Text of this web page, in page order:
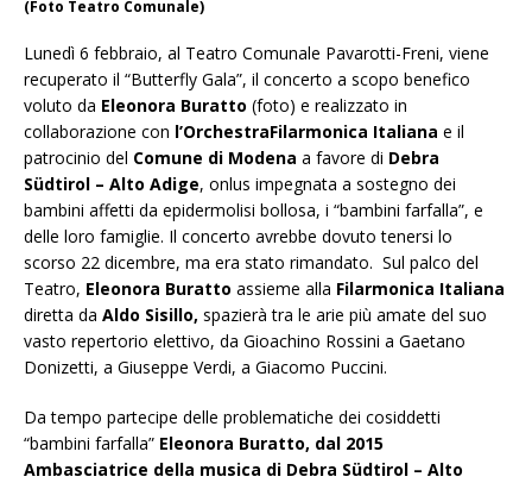
(Foto Teatro Comunale)
Lunedì 6 febbraio, al Teatro Comunale Pavarotti-Freni, viene
recuperato il “Butterfly Gala”, il concerto a scopo benefico
voluto da Eleonora Buratto (foto) e realizzato in
collaborazione con l’OrchestraFilarmonica Italiana e il
patrocinio del Comune di Modena a favore di Debra
Südtirol – Alto Adige, onlus impegnata a sostegno dei
bambini affetti da epidermolisi bollosa, i “bambini farfalla”, e
delle loro famiglie. Il concerto avrebbe dovuto tenersi lo
scorso 22 dicembre, ma era stato rimandato. Sul palco del
Teatro, Eleonora Buratto assieme alla Filarmonica Italiana
diretta da Aldo Sisillo, spazierà tra le arie più amate del suo
vasto repertorio elettivo, da Gioachino Rossini a Gaetano
Donizetti, a Giuseppe Verdi, a Giacomo Puccini.
Da tempo partecipe delle problematiche dei cosiddetti
“bambini farfalla” Eleonora Buratto, dal 2015
Ambasciatrice della musica di Debra Südtirol – Alto